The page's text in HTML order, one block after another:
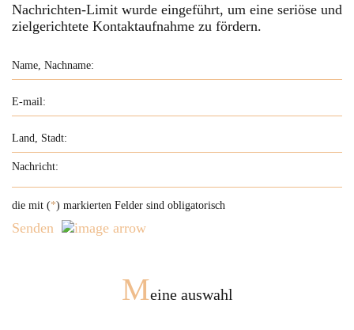
Nachrichten-Limit wurde eingeführt, um eine seriöse und
zielgerichtete Kontaktaufnahme zu fördern.
die mit (*) markierten Felder sind obligatorisch
Senden
Meine auswahl